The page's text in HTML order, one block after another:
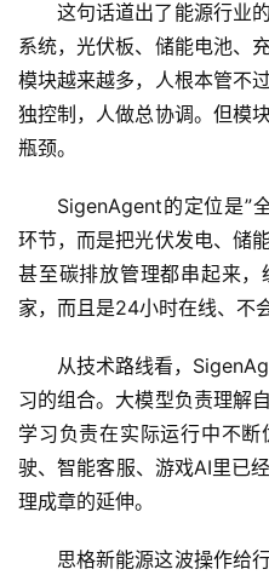
I
日
报
开
源
项
目
这句话道出了能源行业
系统，光伏板、储能电池、
模块越来越多，人根本管不
独控制，人做总协调。但模
瓶颈。
SigenAgent的定位是”
环节，而是把光伏发电、储
甚至碳排放管理都串起来
家，而且是24小时在线、不
从技术路线看，
习的组合。大模型负责理解
学习负责在实际运行中不
驶、智能客服、游戏AI里已
理成章的延伸。
思格新能源这波操作给